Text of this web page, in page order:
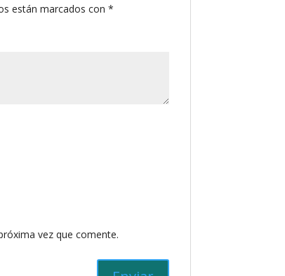
están marcados con*
vez que comente.